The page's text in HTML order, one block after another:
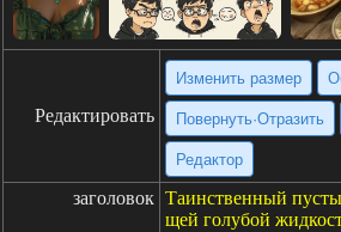
Редактировать
Изменить размер
Повернуть·Отразить
Редактор
заголовок Таинственный
щей голубой